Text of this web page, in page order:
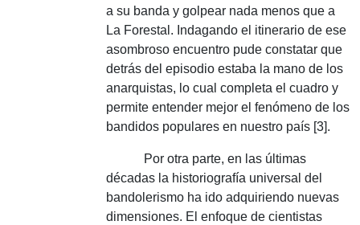
a su banda y golpear nada menos que a
La Forestal. Indagando el itinerario de ese
asombroso encuentro pude constatar que
detrás del episodio estaba la mano de los
anarquistas, lo cual completa el cuadro y
permite entender mejor el fenómeno de los
bandidos populares en nuestro país [3].
Por otra parte, en las últimas
décadas la historiografía universal del
bandolerismo ha ido adquiriendo nuevas
dimensiones. El enfoque de cientistas